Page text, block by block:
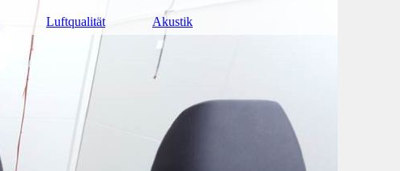
Luftqualität Akustik